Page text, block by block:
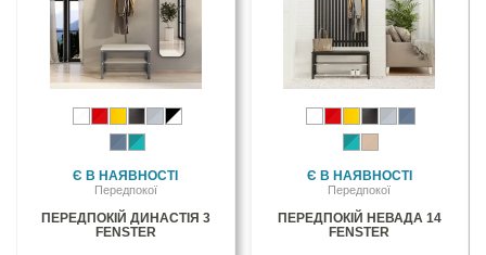
Є В НАЯВНОСТІ
Передпокої
ПЕРЕДПОКІЙ ДИНАСТІЯ 3
FENSTER
Є В НАЯВНОСТІ
Передпокої
ПЕРЕДПОКІЙ НЕВАДА 14
FENSTER